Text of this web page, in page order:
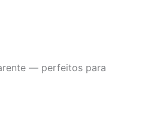
— perfeitos para